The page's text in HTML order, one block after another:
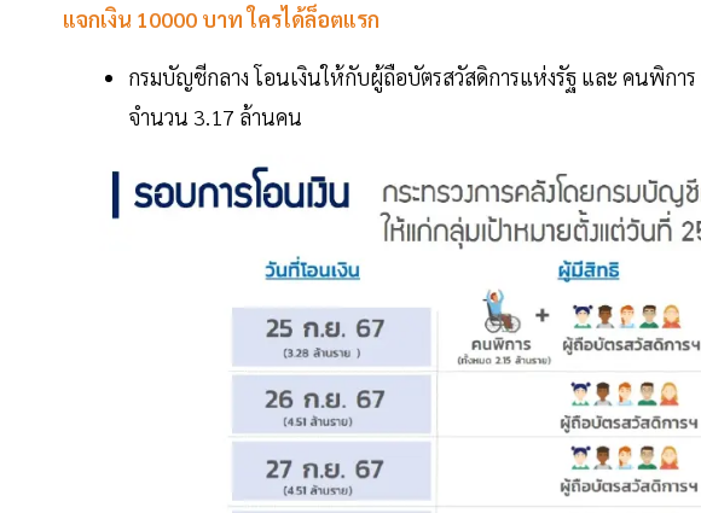
แจกเงิน 10000 บาท ใครได้ล็อตแรก
กรมบัญชีกลาง โอนเงินให้กับผู้ถือบัตรสวัสดิการแห่งรัฐ และ คนพิก
จำนวน 3.17 ล้านคน